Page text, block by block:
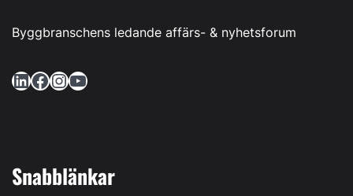
Byggbranschens ledande affärs- & nyhetsforum
LinkedIn Facebook InstagramYouTube
Snabblänkar